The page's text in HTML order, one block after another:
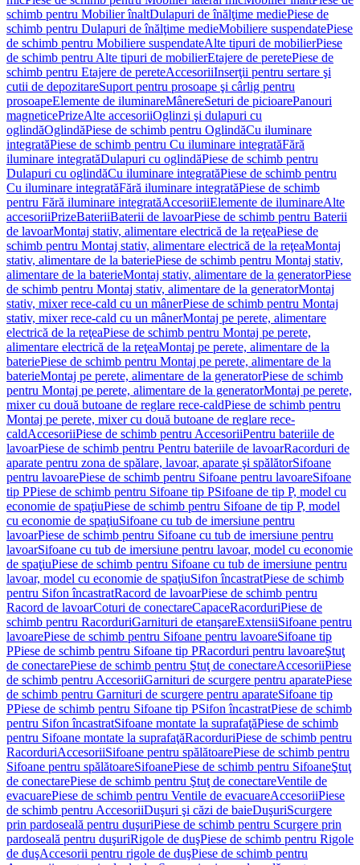
schimb pentru Mobilier înaltDulapuri de înălţime mediePiese de
schimb pentru Dulapuri de înălţime medieMobiliere suspendatePiese
de schimb pentru Mobiliere suspendateAlte tipuri de mobilierPiese
de schimb pentru Alte tipuri de mobilierEtajere de peretePiese de
schimb pentru Etajere de pereteAccesoriiInserţii pentru sertare şi
cutii de depozitareSuport pentru prosoape şi cârlig pentru
prosoapeElemente de iluminareMânereSeturi de picioarePanouri
magneticePrizeAlte accesoriiOglinzi şi dulapuri cu
oglindăOglindăPiese de schimb pentru OglindăCu iluminare
integratăPiese de schimb pentru Cu iluminare integratăFără
iluminare integratăDulapuri cu oglindăPiese de schimb pentru
Dulapuri cu oglindăCu iluminare integratăPiese de schimb pentru
Cu iluminare integratăFără iluminare integratăPiese de schimb
pentru Fără iluminare integratăAccesoriiElemente de iluminareAlte
accesoriiPrizeBateriiBaterii de lavoarPiese de schimb pentru Baterii
de lavoarMontaj stativ, alimentare electrică de la reţeaPiese de
schimb pentru Montaj stativ, alimentare electrică de la reţeaMontaj
stativ, alimentare de la bateriePiese de schimb pentru Montaj stativ,
alimentare de la baterieMontaj stativ, alimentare de la generatorPiese
de schimb pentru Montaj stativ, alimentare de la generatorMontaj
stativ, mixer rece-cald cu un mânerPiese de schimb pentru Montaj
stativ, mixer rece-cald cu un mânerMontaj pe perete, alimentare
electrică de la reţeaPiese de schimb pentru Montaj pe perete,
alimentare electrică de la reţeaMontaj pe perete, alimentare de la
bateriePiese de schimb pentru Montaj pe perete, alimentare de la
baterieMontaj pe perete, alimentare de la generatorPiese de schimb
pentru Montaj pe perete, alimentare de la generatorMontaj pe perete,
mixer cu două butoane de reglare rece-caldPiese de schimb pentru
Montaj pe perete, mixer cu două butoane de reglare rece-
caldAccesoriiPiese de schimb pentru AccesoriiPentru bateriile de
lavoarPiese de schimb pentru Pentru bateriile de lavoarRacorduri de
aparate pentru zona de spălare, lavoar, aparate şi spălătorSifoane
pentru lavoarePiese de schimb pentru Sifoane pentru lavoareSifoane
tip PPiese de schimb pentru Sifoane tip PSifoane de tip P, model cu
economie de spaţiuPiese de schimb pentru Sifoane de tip P, model
cu economie de spaţiuSifoane cu tub de imersiune pentru
lavoarPiese de schimb pentru Sifoane cu tub de imersiune pentru
lavoarSifoane cu tub de imersiune pentru lavoar, model cu economie
de spaţiuPiese de schimb pentru Sifoane cu tub de imersiune pentru
lavoar, model cu economie de spaţiuSifon încastratPiese de schimb
pentru Sifon încastratRacord de lavoarPiese de schimb pentru
Racord de lavoarCoturi de conectareCapaceRacorduriPiese de
schimb pentru RacorduriGarnituri de etanşareExtensiiSifoane pentru
lavoarePiese de schimb pentru Sifoane pentru lavoareSifoane tip
PPiese de schimb pentru Sifoane tip PRacorduri pentru lavoareŞtuţ
de conectarePiese de schimb pentru Ştuţ de conectareAccesoriiPiese
de schimb pentru AccesoriiGarnituri de scurgere pentru aparatePiese
de schimb pentru Garnituri de scurgere pentru aparateSifoane tip
PPiese de schimb pentru Sifoane tip PSifon încastratPiese de schimb
pentru Sifon încastratSifoane montate la suprafaţăPiese de schimb
pentru Sifoane montate la suprafaţăRacorduriPiese de schimb pentru
RacorduriAccesoriiSifoane pentru spălătoarePiese de schimb pentru
Sifoane pentru spălătoareSifoanePiese de schimb pentru SifoaneŞtuţ
de conectarePiese de schimb pentru Ştuţ de conectareVentile de
evacuarePiese de schimb pentru Ventile de evacuareAccesoriiPiese
de schimb pentru AccesoriiDuşuri şi căzi de baieDuşuriScurgere
prin pardoseală pentru duşuriPiese de schimb pentru Scurgere prin
pardoseală pentru duşuriRigole de duşPiese de schimb pentru Rigole
de duşAccesorii pentru rigole de duşPiese de schimb pentru